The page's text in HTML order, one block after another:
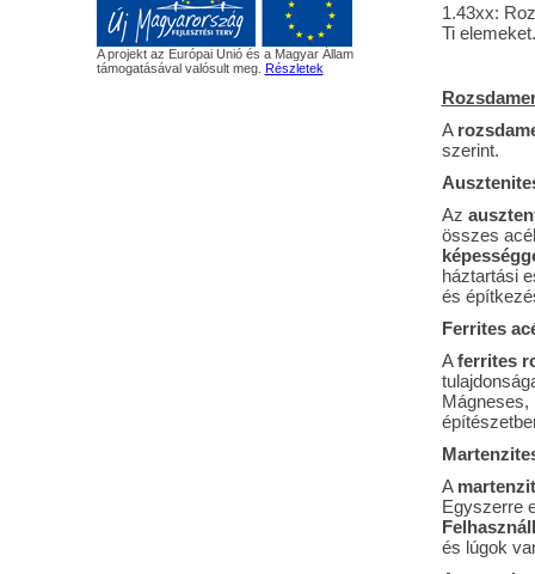
A projekt az Európai Unió és a Magyar Állam
támogatásával valósult meg. Részletek
1.43xx:
Ti elemeket.
A
szerint.
Az
összes
háztartási
és
Ferrites
Aferrites
A
Egyszerre
és lúgok